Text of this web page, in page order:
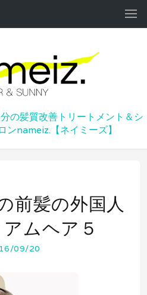
の髪質改善トリートメント＆シ
ンnameiz.【ネイミーズ】
前髪の外国人
ムヘア５
09/20